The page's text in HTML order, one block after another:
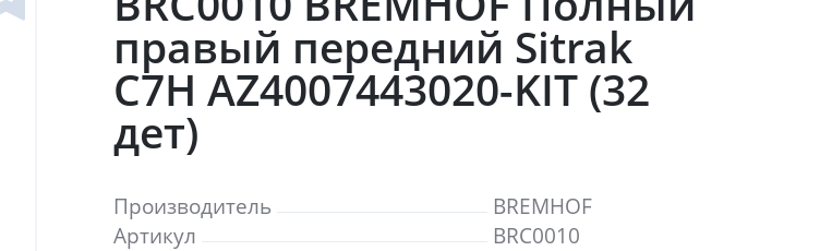
правый передний Sitrak
C7H AZ4007443020-KIT (32
дет)
Производитель
BREMHOF
Артикул
BRC0010